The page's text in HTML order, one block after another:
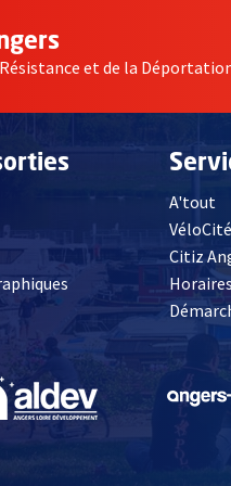
et de la Déportation
fenêtre
A'tout
VéloCité
Citiz
, Ouvre une